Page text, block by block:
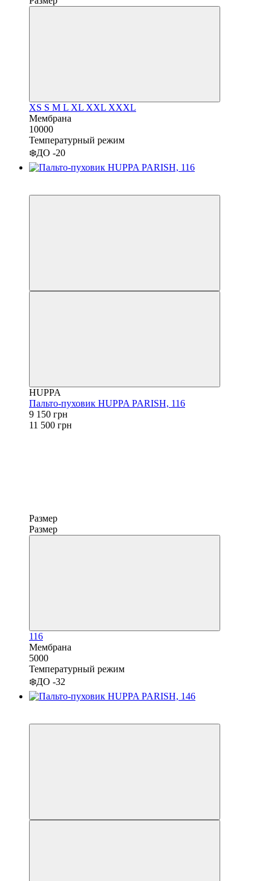
XS S M L XL XXL XXXL
Мембрана
10000
Температурный режим
❄️ДО -20
HUPPA
Пальто-пуховик HUPPA PARISH, 116
9 150 грн
11 500 грн
Размер
Размер
116
Мембрана
5000
Температурный режим
❄️ДО -32